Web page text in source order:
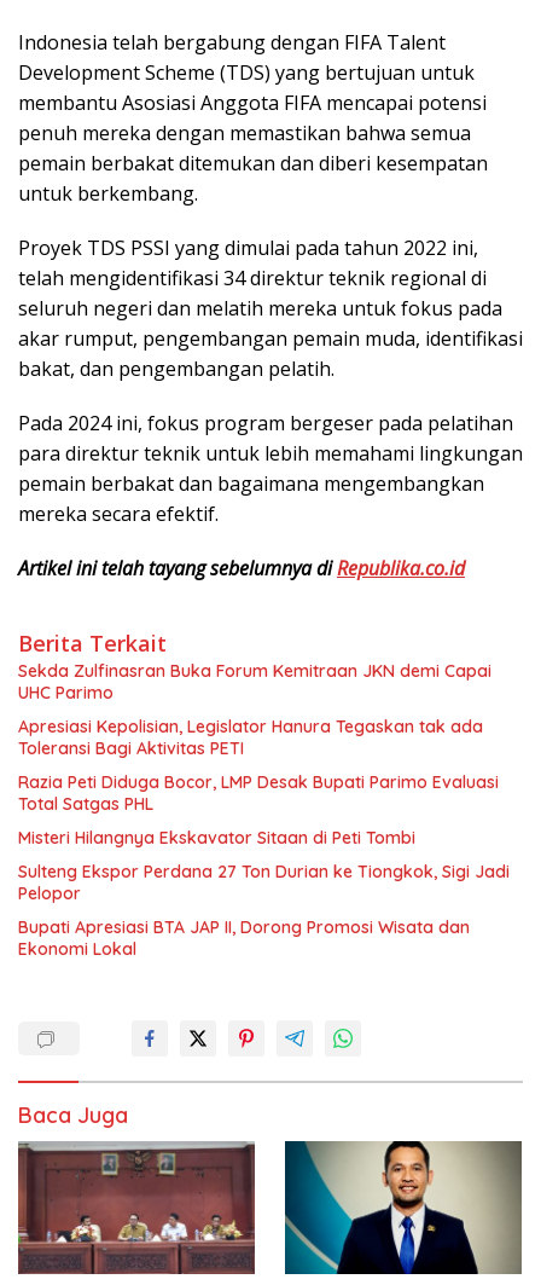
Indonesia telah bergabung dengan FIFA Talent
Development Scheme (TDS) yang bertujuan untuk
membantu Asosiasi Anggota FIFA mencapai potensi
penuh mereka dengan memastikan bahwa semua
pemain berbakat ditemukan dan diberi kesempatan
untuk berkembang.
Proyek TDS PSSI yang dimulai pada tahun 2022 ini,
telah mengidentifikasi 34 direktur teknik regional di
seluruh negeri dan melatih mereka untuk fokus pada
akar rumput, pengembangan pemain muda, identifikasi
bakat, dan pengembangan pelatih.
Pada 2024 ini, fokus program bergeser pada pelatihan
para direktur teknik untuk lebih memahami lingkungan
pemain berbakat dan bagaimana mengembangkan
mereka secara efektif.
Artikel ini telah tayang sebelumnya diRepublika.co.id
Berita Terkait
Sekda Zulfinasran Buka Forum Kemitraan JKN demi Capai
UHC Parimo
Apresiasi Kepolisian, Legislator Hanura Tegaskan tak ada
Toleransi Bagi Aktivitas PETI
Razia Peti Diduga Bocor, LMP Desak Bupati Parimo Evaluasi
Total Satgas PHL
Misteri Hilangnya Ekskavator Sitaan di Peti Tombi
Sulteng Ekspor Perdana 27 Ton Durian ke Tiongkok, Sigi Jadi
Pelopor
Bupati Apresiasi BTA JAP II, Dorong Promosi Wisata dan
Ekonomi Lokal
Baca Juga